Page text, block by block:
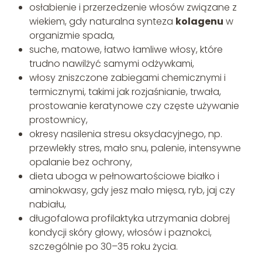
osłabienie i przerzedzenie włosów związane z
wiekiem, gdy naturalna synteza kolagenu w
organizmie spada,
suche, matowe, łatwo łamliwe włosy, które
trudno nawilżyć samymi odżywkami,
włosy zniszczone zabiegami chemicznymi i
termicznymi, takimi jak rozjaśnianie, trwała,
prostowanie keratynowe czy częste używanie
prostownicy,
okresy nasilenia stresu oksydacyjnego, np.
przewlekły stres, mało snu, palenie, intensywne
opalanie bez ochrony,
dieta uboga w pełnowartościowe białko i
aminokwasy, gdy jesz mało mięsa, ryb, jaj czy
nabiału,
długofalowa profilaktyka utrzymania dobrej
kondycji skóry głowy, włosów i paznokci,
szczególnie po 30–35 roku życia.